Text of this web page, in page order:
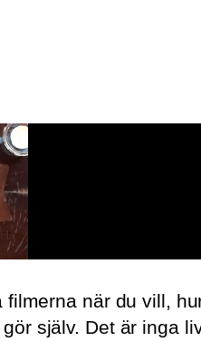
när du vill,
själv. Det är inga